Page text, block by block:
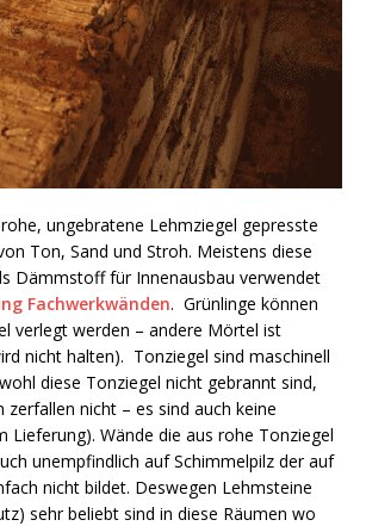
ungebratene Lehmziegel gepresste
Ton, Sand und Stroh. Meistens diese
Dämmstoff für Innenausbau verwendet
Fachwerkwänden. Grünlinge können
verlegt werden – andere Mörtel ist
nicht halten). Tonziegel sind maschinell
diese Tonziegel nicht gebrannt sind,
zerfallen nicht – es sind auch keine
Lieferung). Wände die aus rohe Tonziegel
unempfindlich auf Schimmelpilz der auf
nicht bildet. Deswegen Lehmsteine
sehr beliebt sind in diese Räumen wo